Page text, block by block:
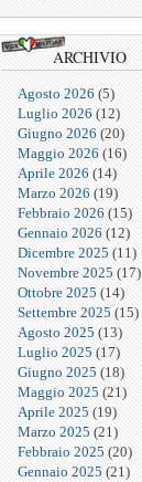
ARCHIVIO
Agosto 2026 (5)
Luglio 2026 (12)
Giugno 2026 (20)
Maggio 2026 (16)
Aprile 2026 (14)
Marzo 2026 (19)
Febbraio 2026 (15)
Gennaio 2026 (12)
Dicembre 2025 (11)
Novembre 2025 (17)
Ottobre 2025 (14)
Settembre 2025 (15)
Agosto 2025 (13)
Luglio 2025 (17)
Giugno 2025 (18)
Maggio 2025 (21)
Aprile 2025 (19)
Marzo 2025 (21)
Febbraio 2025 (20)
Gennaio 2025 (21)